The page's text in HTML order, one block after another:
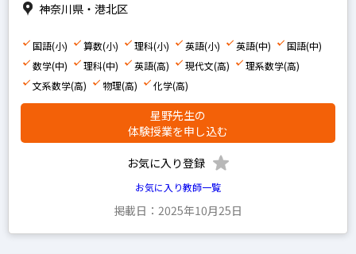
社会
中学生の科目を指定
英語
神奈川県・港北区
国語(小) 算数(小) 理科(小) 英語(小) 英語(中)
国語(中)
数学(中)
理科(中) 英語(高) 現代文(高)
理系数学(高)
文系数学(高)
物理(高) 化学(高)
星野先生の
体験授業を申し込む
お気に入り登録
お気に入り教師一覧
掲載日：2025年10月25日